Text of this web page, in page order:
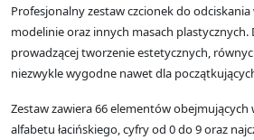
Profesjonalny zestaw czcionek do odciskania
modelinie oraz innych masach plastycznych.
prowadzącej tworzenie estetycznych,
niezwykle wygodne nawet dla
Zestaw zawiera 66 elementów obejmujących
alfabetu łacińskiego, cyfry od 0 do 9 oraz